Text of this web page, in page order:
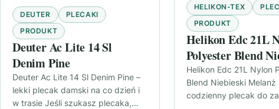
DEUTER
PLECAKI
PRODUKT
Deuter Ac Lite 14 Sl
Denim Pine
Deuter Ac Lite 14 Sl Denim Pine –
lekki plecak damski na co dzień i
w trasie Jeśli szukasz plecaka,
HELIKON-TEX
PRODUKT
Helikon Edc 21L
Polyester Blend
Melanż Pl Np M2
Helikon Edc 21L Nylon
Blend Niebieski Melanż
codzienny plecak do